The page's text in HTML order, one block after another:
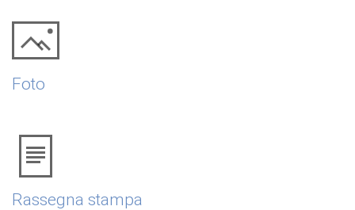
Foto
Rassegna stampa